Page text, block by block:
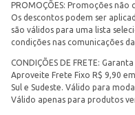
PROMOÇÕES: Promoções
Os descontos podem ser
são válidos para uma lista
condições nas comunicações
CONDIÇÕES DE FRETE:
Aproveite Frete Fixo R$ 9,90
Sul e Sudeste. Válido para
Válido apenas para produtos